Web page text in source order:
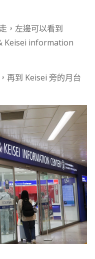
，左邊可以看到
Keisei information
再到 Keisei 旁的月台